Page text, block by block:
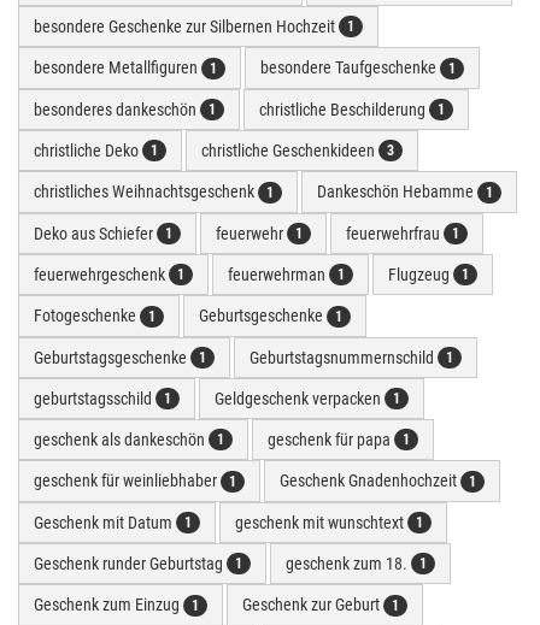
besondere Geschenke zur Silbernen Hochzeit 1
besondere Metallfiguren 1 besondere Taufgeschenke 1
besonderes dankeschön 1 christliche Beschilderung 1
christliche Deko 1 christliche Geschenkideen 3
christliches Weihnachtsgeschenk 1 Dankeschön Hebamme 1
Deko aus Schiefer 1 feuerwehr 1 feuerwehrfrau 1
feuerwehrgeschenk 1 feuerwehrman 1 Flugzeug 1
Fotogeschenke 1 Geburtsgeschenke 1
Geburtstagsgeschenke 1 Geburtstagsnummernschild 1
geburtstagsschild 1 Geldgeschenk verpacken 1
geschenk als dankeschön 1 geschenk für papa 1
geschenk für weinliebhaber 1 Geschenk Gnadenhochzeit 1
Geschenk mit Datum 1 geschenk mit wunschtext 1
Geschenk runder Geburtstag 1 geschenk zum 18. 1
Geschenk zum Einzug 1 Geschenk zur Geburt 1